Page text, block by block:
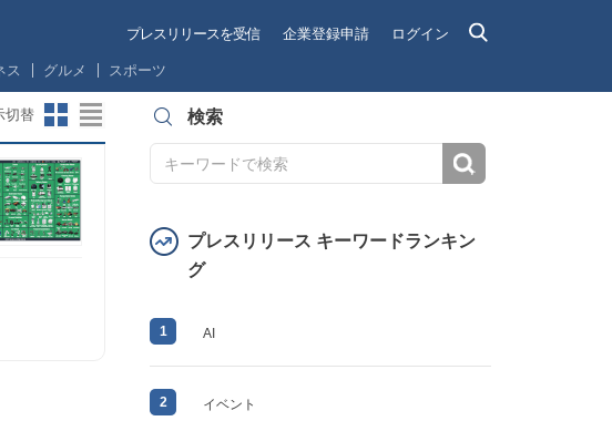
プレスリリースを受信 企業登録申請 ログイン
ス グルメ スポーツ
切替 検索
プレスリリース キーワードランキン
グ
1 AI
2 イベント